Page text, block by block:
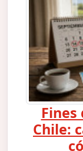
Fines
Chile: